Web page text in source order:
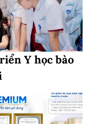
Y học bào